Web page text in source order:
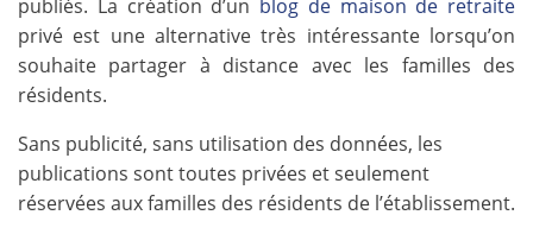
publiés. La création d’un blog de maison de retraite
privé est une alternative très intéressante lorsqu’on
souhaite partager à distance avec les familles des
résidents.
Sans publicité, sans utilisation des données, les
publications sont toutes privées et seulement
réservées aux familles des résidents de l’établissement.